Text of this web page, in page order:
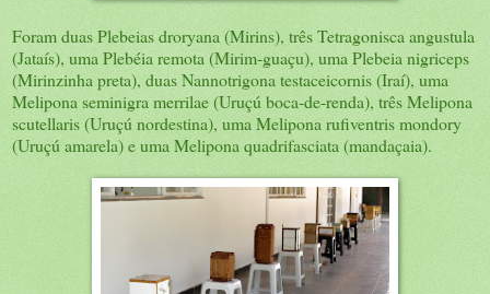
Foram duas Plebeias droryana (Mirins), três Tetragonisca angustula
(Jataís), uma Plebéia remota (Mirim-guaçu), uma Plebeia nigriceps
(Mirinzinha preta), duas Nannotrigona testaceicornis (Iraí), uma
Melipona seminigra merrilae (Uruçú boca-de-renda), três Melipona
scutellaris (Uruçú nordestina), uma Melipona rufiventris mondory
(Uruçú amarela) e uma Melipona quadrifasciata (mandaçaia).